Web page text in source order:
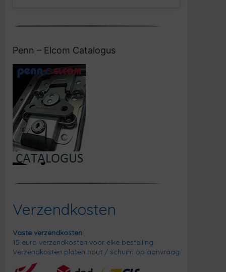
Penn – Elcom Catalogus
Verzendkosten
Vaste verzendkosten
15 euro verzendkosten voor elke bestelling.
Verzendkosten platen hout / schuim op aanvraag